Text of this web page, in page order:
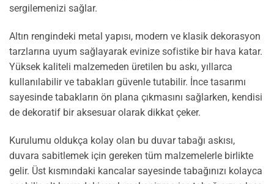
sergilemenizi sağlar.
Altın rengindeki metal yapısı, modern ve klasik dekorasyon
tarzlarına uyum sağlayarak evinize sofistike bir hava katar.
Yüksek kaliteli malzemeden üretilen bu askı, yıllarca
kullanılabilir ve tabakları güvenle tutabilir. İnce tasarımı
sayesinde tabakların ön plana çıkmasını sağlarken, kendisi
de dekoratif bir aksesuar olarak dikkat çeker.
Kurulumu oldukça kolay olan bu duvar tabağı askısı,
duvara sabitlemek için gereken tüm malzemelerle birlikte
gelir. Üst kısmındaki kancalar sayesinde tabağınızı kolayca